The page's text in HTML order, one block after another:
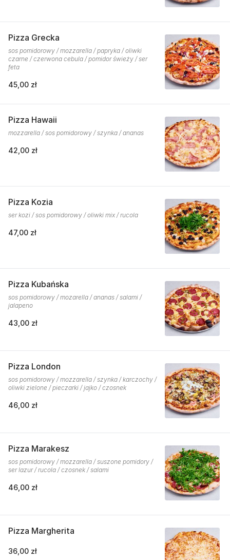
Pizza Grecka
sos pomidorowy / mozzarella / papryka / oliwki
czarne / czerwona cebula / pomidor świeży / ser
feta
45,00 zł
Pizza Hawaii
mozzarella / sos pomidorowy / szynka / ananas
42,00 zł
Pizza Kozia
ser kozi / sos pomidorowy / oliwki mix / rucola
47,00 zł
Pizza Kubańska
sos pomidorowy / mozarella / ananas / salami /
jalapeno
43,00 zł
Pizza London
sos pomidorowy / mozzarella / szynka / karczochy /
oliwki zielone / pieczarki / jajko / czosnek
46,00 zł
Pizza Marakesz
sos pomidorowy / mozzarella / suszone pomidory /
ser lazur / rucola / czosnek / salami
46,00 zł
Pizza Margherita
36,00 zł